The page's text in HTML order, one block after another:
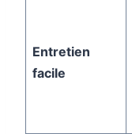
Entretien
facile